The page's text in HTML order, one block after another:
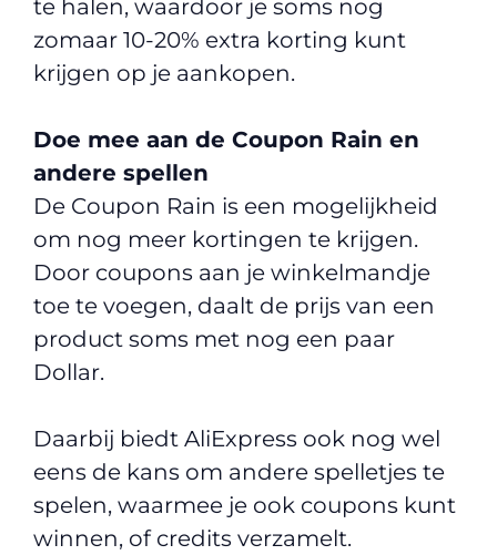
te halen, waardoor je soms nog
zomaar 10-20% extra korting kunt
krijgen op je aankopen.
Doe mee aan de Coupon Rain en
andere spellen
De Coupon Rain is een mogelijkheid
om nog meer kortingen te krijgen.
Door coupons aan je winkelmandje
toe te voegen, daalt de prijs van een
product soms met nog een paar
Dollar.
Daarbij biedt AliExpress ook nog wel
eens de kans om andere spelletjes te
spelen, waarmee je ook coupons kunt
winnen, of credits verzamelt.